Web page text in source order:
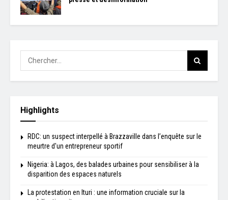
Highlights
RDC: un suspect interpellé à Brazzaville dans l’enquête sur le
meurtre d'un entrepreneur sportif
Nigeria: à Lagos, des balades urbaines pour sensibiliser à la
disparition des espaces naturels
La protestation en Ituri : une information cruciale sur la